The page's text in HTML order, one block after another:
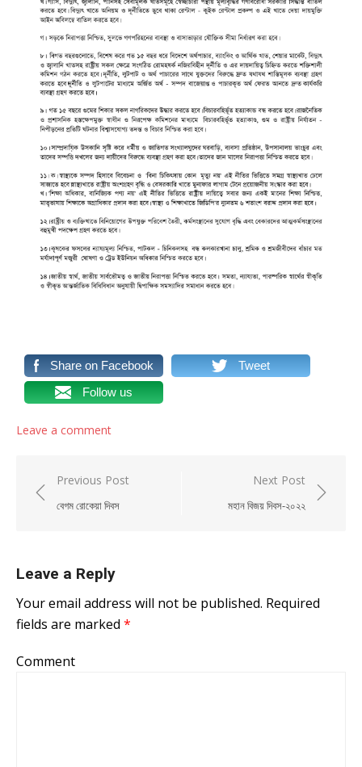
Share on Facebook
Tweet
Follow us
Leave a comment
Post navigation
Previous Post
বেগম রোকেয়া দিবস
Next Post
মহান বিজয় দিবস-২০২২
Leave a Reply
Your email address will not be published. Required
fields are marked *
Comment